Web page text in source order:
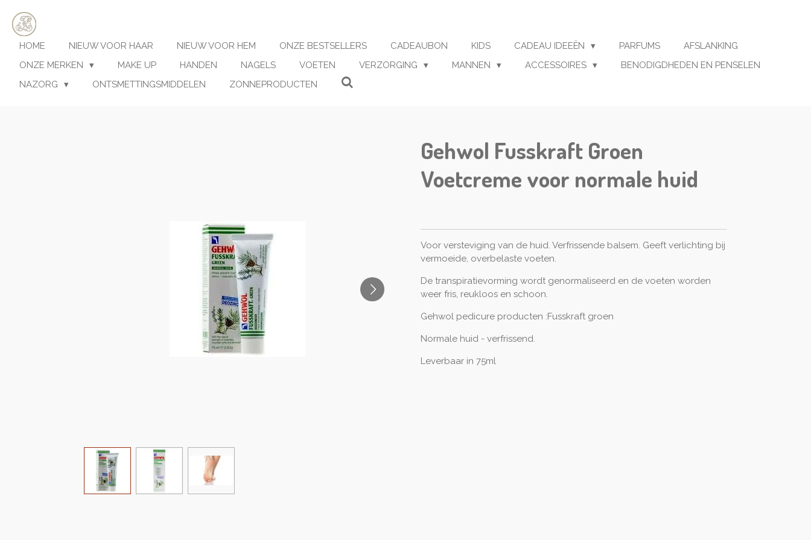
Ga
direct
naar
hoofdinhoud
HOME NIEUW VOOR HAAR NIEUW VOOR HEM ONZE BESTSELLERS CADEAUBON KIDS CADEAU IDEEËN PARFUMS
AFSLANKING
ONZE MERKEN
MAKE UP HANDEN NAGELS VOETEN VERZORGING MANNEN ACCESSOIRES
BENODIGDHEDEN EN PENSELEN
NAZORG
ONTSMETTINGSMIDDELEN ZONNEPRODUCTEN
Gehwol Fusskraft Groen
Voetcreme voor normale huid
Voor versteviging van de huid. Verfrissende balsem. Geeft verlichting bij
vermoeide, overbelaste voeten.
De transpiratievorming wordt genormaliseerd en de voeten worden
weer fris, reukloos en schoon.
Gehwol pedicure producten :Fusskraft groen
Normale huid - verfrissend.
Leverbaar in 75ml